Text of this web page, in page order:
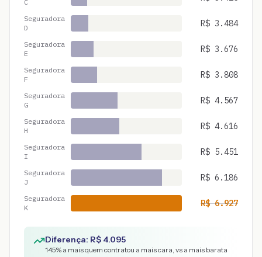
C
Seguradora
D
R$ 3.484
Seguradora
E
R$ 3.676
Seguradora
F
R$ 3.808
Seguradora
G
R$ 4.567
Seguradora
H
R$ 4.616
Seguradora
I
R$ 5.451
Seguradora
J
R$ 6.186
Seguradora
K
R$6.927
Diferença: R$ 4.095
145% a mais quem contratou a mais cara, vs a mais barata